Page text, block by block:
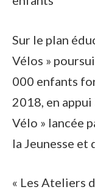
Sur le plan
Vélos »
000 enfants
2018, en
Vélo » lancée
la Jeunesse et
« Les Ateliers